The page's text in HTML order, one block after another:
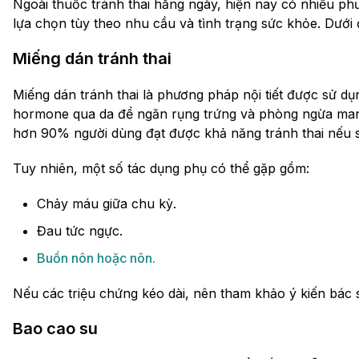
Ngoài thuốc tránh thai hằng ngày, hiện nay có nhiều
lựa chọn tùy theo nhu cầu và tình trạng sức khỏe.
Miếng dán tránh thai
Miếng dán tránh thai là phương pháp nội tiết được sử
hormone qua da để ngăn rụng trứng và phòng ngừa
hơn 90% người dùng đạt được khả năng tránh thai nếu
Tuy nhiên, một số tác dụng phụ có thể gặp gồm:
Chảy máu giữa chu kỳ.
Đau tức ngực.
Buồn nôn hoặc nôn.
Nếu các triệu chứng kéo dài, nên tham khảo ý kiến
Bao cao su